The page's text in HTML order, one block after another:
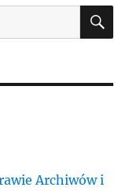
Archiwów i